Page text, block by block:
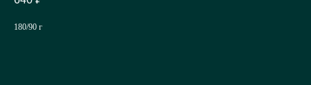
180/90 г